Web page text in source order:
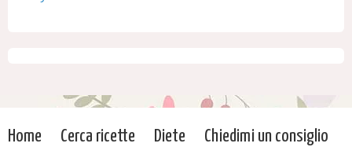
Home Cerca ricette Diete Chiedimi un consiglio